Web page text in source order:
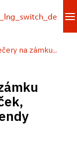
na zámku...